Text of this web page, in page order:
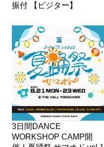
振付 【ビジター】
3日間DANCE
WORKSHOP CAMP開